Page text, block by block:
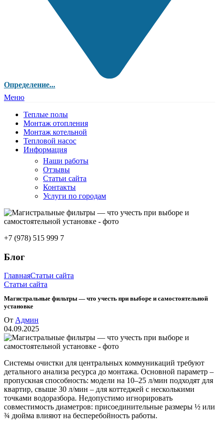
Определение...
Меню
Теплые полы
Монтаж отопления
Монтаж котельной
Тепловой насос
Информация
Наши работы
Отзывы
Статьи сайта
Контакты
Услуги по городам
+7 (978) 515 999 7
Блог
ГлавнаяСтатьи сайта
Статьи сайта
Магистральные фильтры — что учесть при выборе и самостоятельной
установке
От Админ
04.09.2025
Системы очистки для центральных коммуникаций требуют
детального анализа ресурса до монтажа. Основной параметр –
пропускная способность: модели на 10–25 л/мин подходят для
квартир, свыше 30 л/мин – для коттеджей с несколькими
точками водоразбора. Недопустимо игнорировать
совместимость диаметров: присоединительные размеры ½ или
¾ дюйма влияют на бесперебойность работы.